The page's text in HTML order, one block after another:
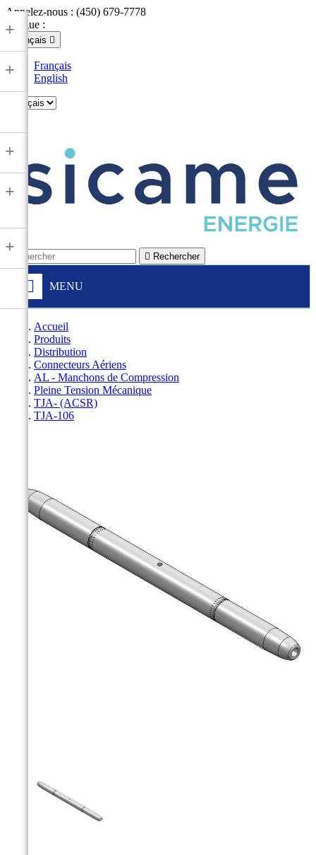
Appelez-nous : (450) 679-7778
Langue :
Français 
Français
English
 Rechercher
MENU
+
+
+
+
+
Accueil
Produits
Distribution
Connecteurs Aériens
AL - Manchons de Compression
Pleine Tension Mécanique
TJA- (ACSR)
TJA-106